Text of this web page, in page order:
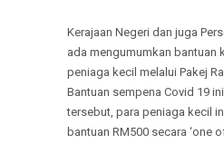
Kerajaan Negeri dan juga
ada mengumumkan bantuan
peniaga kecil melalui Pakej
Bantuan sempena Covid 19
tersebut, para peniaga kecil
bantuan RM500 secara ‘one